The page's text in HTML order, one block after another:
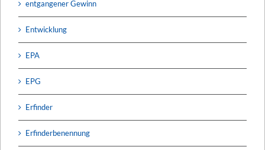
entgangener Gewinn
Entwicklung
EPA
EPG
Erfinder
Erfinderbenennung